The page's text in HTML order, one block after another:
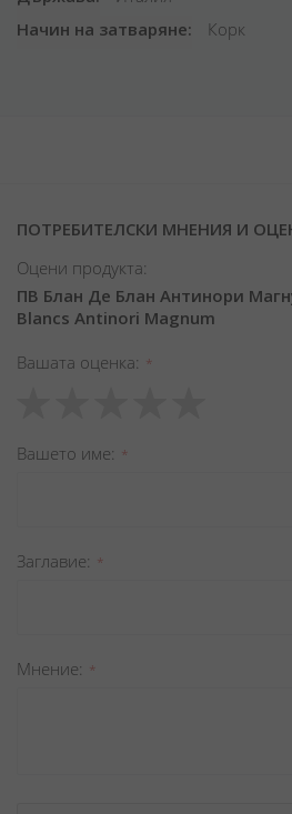
Начин на затваряне
Корк
ПОТРЕБИТЕЛСКИ МНЕНИЯ И
Оцени продукта:
ПВ Блан Де Блан Антинори
Blancs Antinori Magnum
Вашата оценка
star
stars
stars
stars
stars
Вашето име
Заглавиe
Мнение